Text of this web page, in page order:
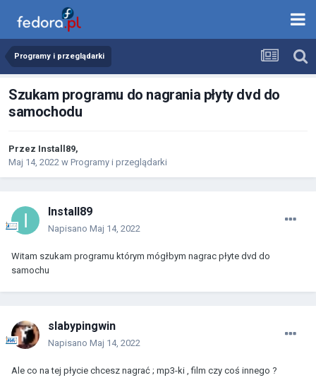
Programy i przeglądarki
Szukam programu do nagrania płyty dvd do
samochodu
Przez Install89,
Maj 14, 2022 w Programy i przeglądarki
Install89
Napisano Maj 14, 2022
Witam szukam programu którym mógłbym nagrac płyte dvd do
samochu
slabypingwin
Napisano Maj 14, 2022
Ale co na tej płycie chcesz nagrać ; mp3-ki , film czy coś innego ?